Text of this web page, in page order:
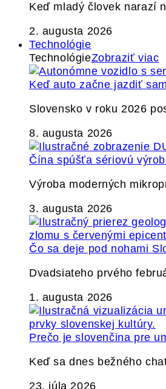
Keď mladý človek narazí
2. augusta 2026
Technológie
TechnológieZobraziť viac
Keď auto začne jazdiť
Slovensko v roku 2026
8. augusta 2026
Čína spúšťa sériovú
Výroba moderných
3. augusta 2026
Čo sa deje pod nohami
Dvadsiateho prvého
1. augusta 2026
Prečo je slovenčina pre
Keď sa dnes bežného
23. júla 2026